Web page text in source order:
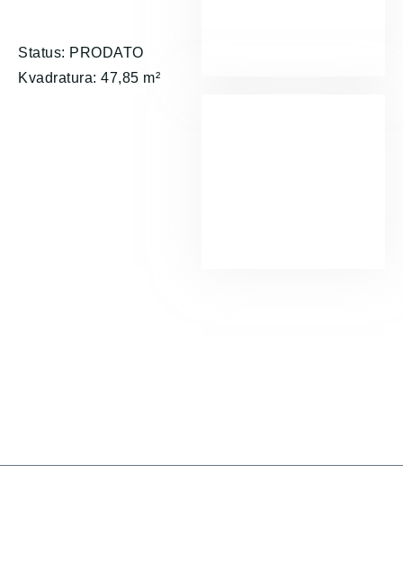
Status: PRODATO
Kvadratura: 47,85 m²